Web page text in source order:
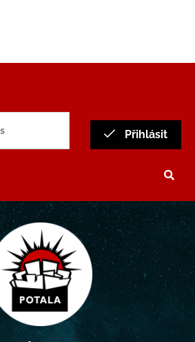
Přihlásit